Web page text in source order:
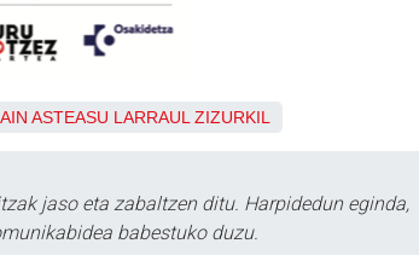
ASTEASU LARRAUL ZIZURKIL
jaso eta zabaltzen ditu. Harpidedun eginda,
babestuko duzu.